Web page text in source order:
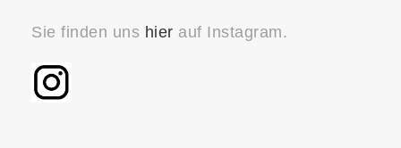
Sie finden uns hier auf Instagram.